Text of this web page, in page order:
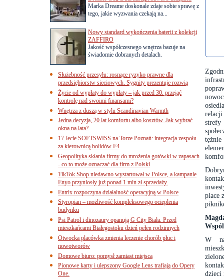
place
W
dzieci
Marka Dreame doskonale zdaje sobie sprawę z
tego, jakie wyzwania czekają na...
Nowy standard wykończenia baterii z kolekcji
ZAFFIRO
Jakość współczesnego wnętrza bazuje na
świadomie dobranych detalach.
Służebność przesyłu: rosnące ryzyko prawne dla
przedsiębiorstw sieciowych. Sygnity prezentuje rozwią
Życie od wypłaty do wypłaty – jak przed 30. przejąć
kontrolę nad swoimi finansami?
Wnętrza z duszą w stylu Scandinavian Warmth
Jedna decyzja, 20 lat komfortu albo kosztów. Jak wybrać
okna na lata?
17-lecie SOFTSWISS na Torze Poznań: integracja zespołu
za kierownicą bolidów F4
Geopolityka skłania firmy do mrożenia gotówki w zapasach
- co to może oznaczać dla firm z Polski
TikTok Shop niedawno wystartował w Polsce, a kampanie
Enyo przyniosły już ponad 1 mln zł sprzedaży.
Entrix rozpoczyna działalność operacyjną w Polsce
Styropian – możliwość kompleksowego ocieplenia
budynku
Psi Patrol i dinozaury opanują G City Biała. Przed
mieszkańcami Białegostoku dzień pełen rodzinnych
Otwocka placówka zmienia leczenie chorób płuc i
nowotworów
Domowe biuro: pomysł zamiast miejsca
Pionowe karty i ulepszony Google Lens trafiają do Opery
One.